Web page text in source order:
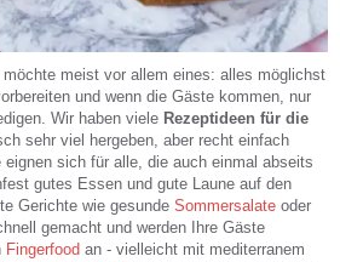
möchte meist vor allem eines: alles möglichst
und wenn die Gäste kommen, nur
Wir haben viele Rezeptideen für die
sehr viel hergeben, aber recht einfach
sich für alle, die auch einmal abseits
gutes Essen und gute Laune auf den
Gerichte wie gesunde Sommersalate oder
gemacht und werden Ihre Gäste
Fingerfood an - vielleicht mit mediterranem